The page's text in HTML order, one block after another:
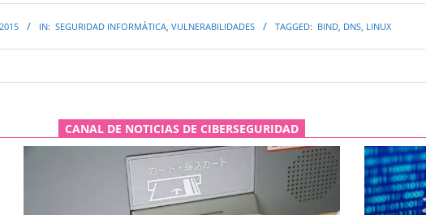
IN: SEGURIDAD INFORMÁTICA, VULNERABILIDADES TAGGED: BIND, DNS, LINUX
CANAL DE NOTICIAS DE CIBERSEGURIDAD